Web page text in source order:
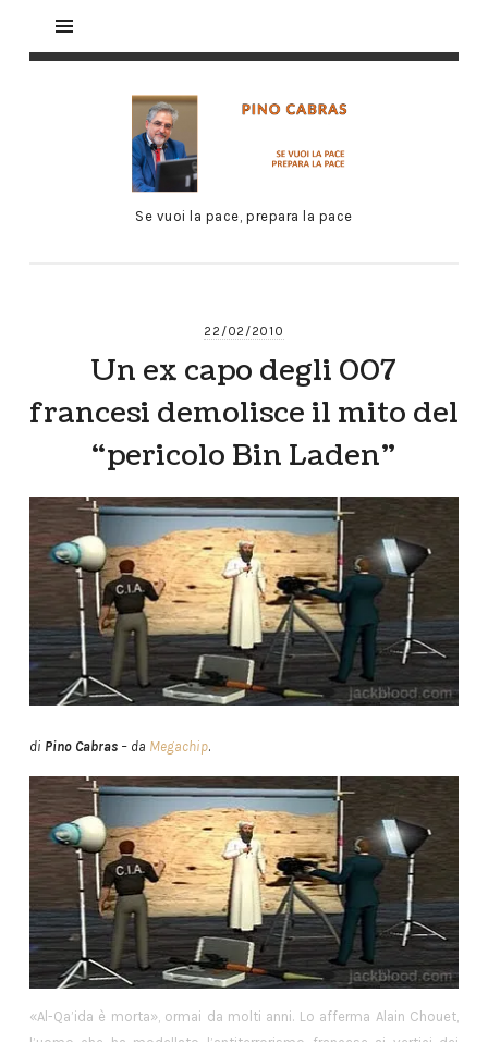
Se vuoi la pace, prepara la pace
22/02/2010
Un ex capo degli 007
francesi demolisce il mito del
“pericolo Bin Laden”
di Pino Cabras– da Megachip.
«Al-Qa’ida è morta», ormai da molti anni. Lo afferma Alain Chouet,